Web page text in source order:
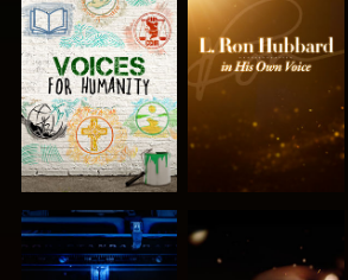
VERKEN DE
SERIE
VERKEN DE
SERIE